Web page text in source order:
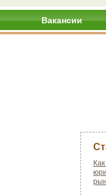
Вакансии